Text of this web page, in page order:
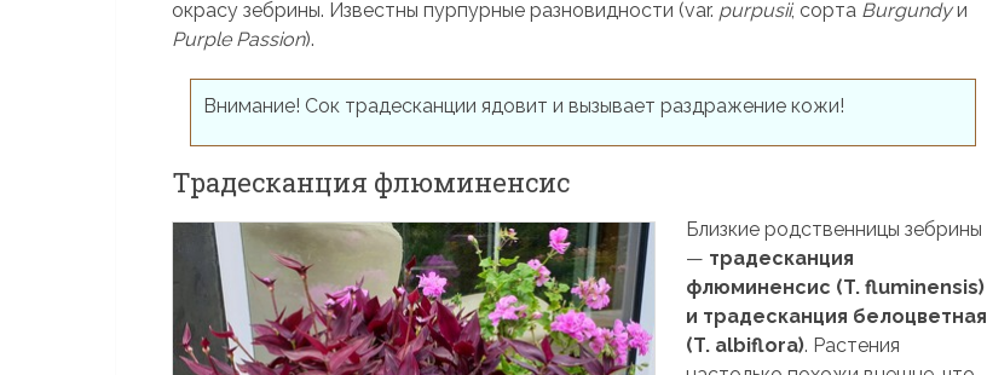
окрасу зебрины. Известны пурпурные разновидности (var. purpusii, сорта Burgundyи
Purple Passion).
Внимание! Сок традесканции ядовит и вызывает раздражение кожи!
Традесканция флюминенсис
Близкие родственницы зебрины
— традесканция
флюминенсис (T. fluminensis)
и традесканция белоцветная
(T. albiflora). Растения